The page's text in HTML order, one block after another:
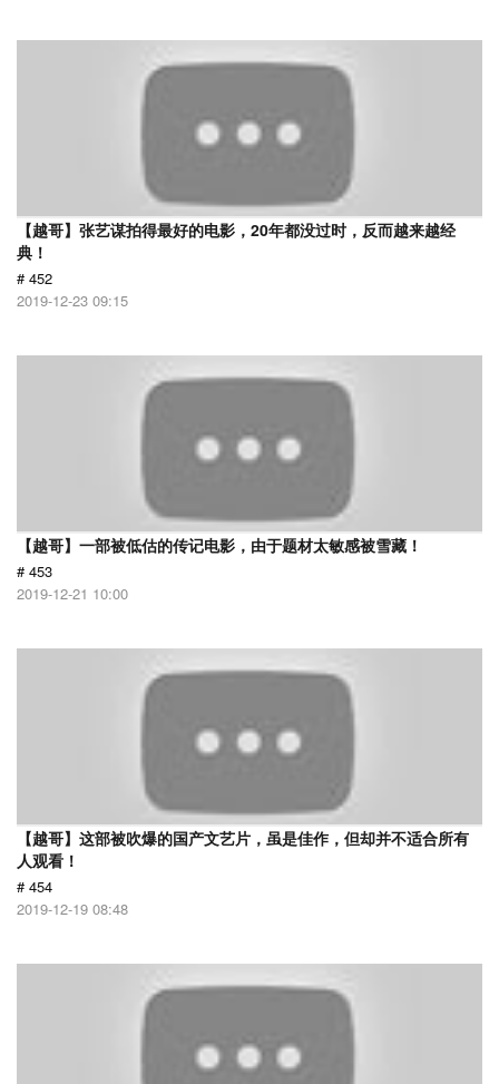
【越哥】张艺谋拍得最好的电影，20年都没过时，反而越来越经
典！
# 452
2019-12-23 09:15
【越哥】一部被低估的传记电影，由于题材太敏感被雪藏！
# 453
2019-12-21 10:00
【越哥】这部被吹爆的国产文艺片，虽是佳作，但却并不适合所有
人观看！
# 454
2019-12-19 08:48